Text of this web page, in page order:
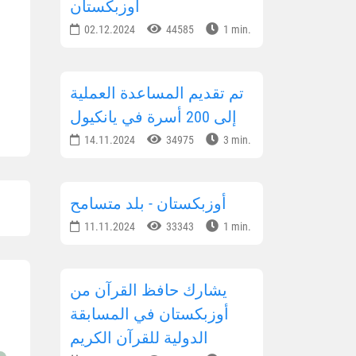
أوزبكستان
02.12.2024 44585 1 min.
تم تقديم المساعدة العملية
إلى 200 أسرة في يانكيول
14.11.2024 34975 3 min.
أوزبكستان - بلد متسامح
11.11.2024 33343 1 min.
يشارك حافظ القرآن من
أوزبكستان في المسابقة
الدولية للقرآن الكريم